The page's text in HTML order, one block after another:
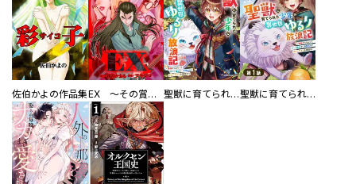
佐伯かよの作品集 EX ～その賞金稼ぎは、世界の出口を探す～【単行本版】 聖獣に育てられた少年の異世界ゆるり放浪記～神様からもらったチート魔法で、仲間たちとスローライフを満喫中～ 聖獣に育てられた少年の異世界ゆるり放浪記～神様からもらったチート魔法で、仲間たちとスローライフを満喫中～【分冊版】